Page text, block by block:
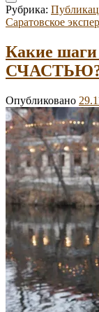
Рубрика:
Саратовское
Какие шаги
Опубликовано